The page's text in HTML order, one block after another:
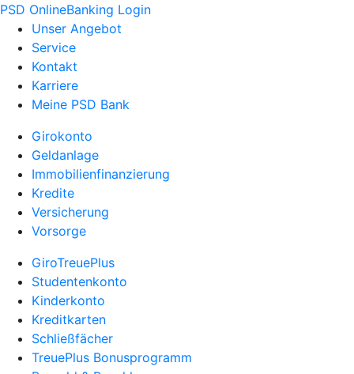
PSD OnlineBanking Login
Unser Angebot
Service
Kontakt
Karriere
Meine PSD Bank
Girokonto
Geldanlage
Immobilienfinanzierung
Kredite
Versicherung
Vorsorge
GiroTreuePlus
Studentenkonto
Kinderkonto
Kreditkarten
Schließfächer
TreuePlus Bonusprogramm